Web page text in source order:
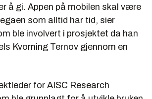
å gi. Appen på mobilen skal være
som alltid har tid, sier
ble involvert i prosjektet da han
Kvorning Ternov gjennom en
for AISC Research